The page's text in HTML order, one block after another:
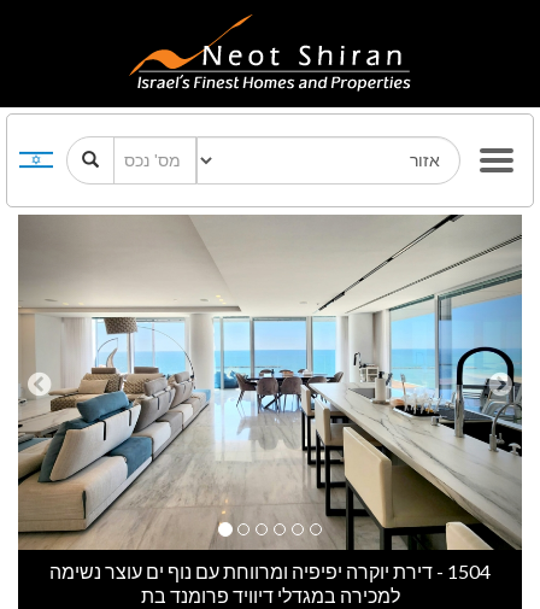
Previous Next
1504 - דירת יוקרה יפיפיה ומרווחת עם נוף ים עוצר נשימה
למכירה במגדלי דיוויד פרומנד בת